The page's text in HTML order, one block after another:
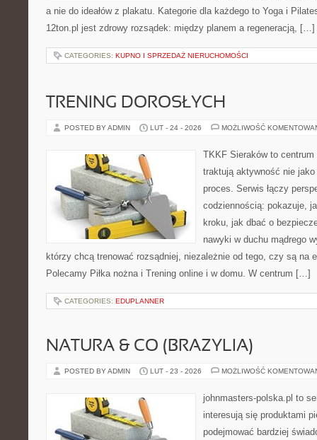
a nie do ideałów z plakatu. Kategorie dla każdego to Yoga i
12ton.pl jest zdrowy rozsądek: między planem a regeneracją, […]
CATEGORIES: KUPNO I SPRZEDAŻ NIERUCHOMOŚCI
TRENING DOROSŁYCH
POSTED BY ADMIN LUT - 24 - 2026 MOŻLIWOŚĆ
TKKF Sieraków to
traktują aktywność nie
proces. Serwis łączy
codziennością: pokazuje,
kroku, jak dbać o
nawyki w duchu mądrego
którzy chcą trenować rozsądniej, niezależnie od tego, czy są na
Polecamy Piłka nożna i Trening online i w domu. W centrum […]
CATEGORIES: EDUPLANNER
NATURA & CO (BRAZYLIA)
POSTED BY ADMIN LUT - 23 - 2026 MOŻLIWOŚĆ
johnmasters-polska.pl to
interesują się produktami
podejmować bardziej